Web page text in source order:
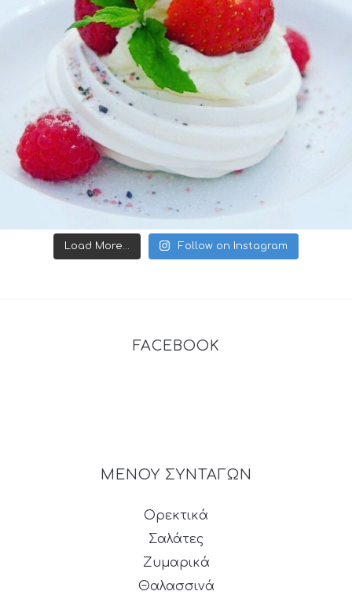
Load More... Follow on Instagram
FACEBOOK
ΜΕΝΟΥ ΣΥΝΤΑΓΩΝ
Ορεκτικά
Σαλάτες
Ζυμαρικά
Θαλασσινά